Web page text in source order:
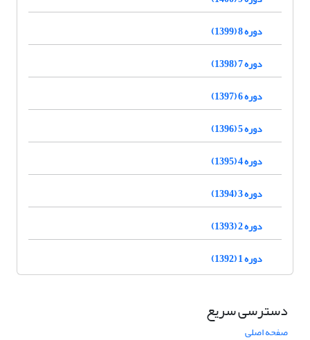
دوره 8 (1399)
دوره 7 (1398)
دوره 6 (1397)
دوره 5 (1396)
دوره 4 (1395)
دوره 3 (1394)
دوره 2 (1393)
دوره 1 (1392)
دسترسی سریع
صفحه اصلی